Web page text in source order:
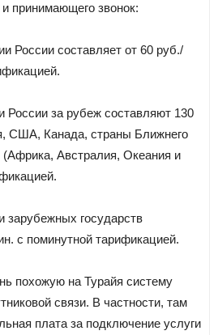
принимающего звонок:
России составляет от 60 руб./
за рубеж составляют 130
США, Канада, страны Ближнего
(Африка, Австралия, Океания и
государств
с поминутной тарификацией.
похожую на Турайя систему
связи. В частности, там
плата за подключение услуги